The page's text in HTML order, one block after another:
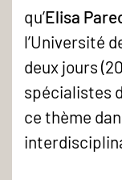
qu’Elisa
l’Université
deux jours
spécialistes
ce thème